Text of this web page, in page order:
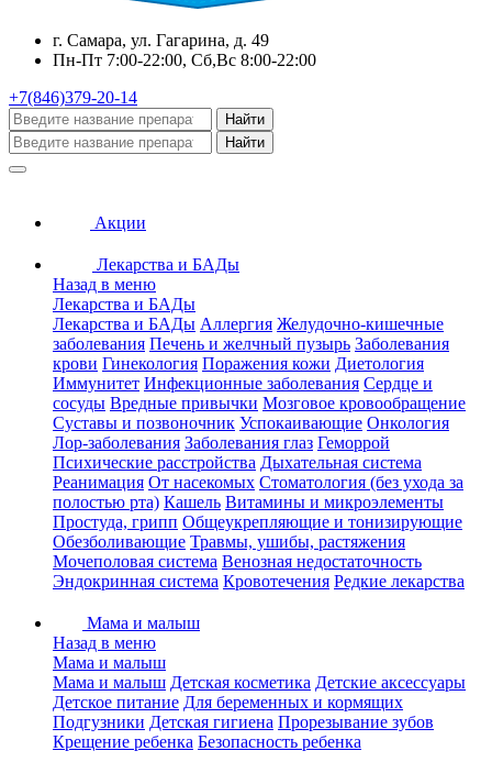
г. Самара, ул. Гагарина, д. 49
Пн-Пт 7:00-22:00, Сб,Вс 8:00-22:00
+7(846)379-20-14
Найти
Найти
Акции
Лекарства и БАДы
Назад в меню
Лекарства и БАДы
Лекарства и БАДы Аллергия Желудочно-кишечные
заболевания Печень и желчный пузырь Заболевания
крови Гинекология Поражения кожи Диетология
Иммунитет Инфекционные заболевания Сердце и
сосуды Вредные привычки Мозговое кровообращение
Суставы и позвоночник Успокаивающие Онкология
Лор-заболевания Заболевания глаз Геморрой
Психические расстройства Дыхательная система
Реанимация От насекомых Стоматология (без ухода за
полостью рта) Кашель Витамины и микроэлементы
Простуда, грипп Общеукрепляющие и тонизирующие
Обезболивающие Травмы, ушибы, растяжения
Мочеполовая система Венозная недостаточность
Эндокринная система Кровотечения Редкие лекарства
Мама и малыш
Назад в меню
Мама и малыш
Мама и малыш Детская косметика Детские аксессуары
Детское питание Для беременных и кормящих
Подгузники Детская гигиена Прорезывание зубов
Крещение ребенка Безопасность ребенка